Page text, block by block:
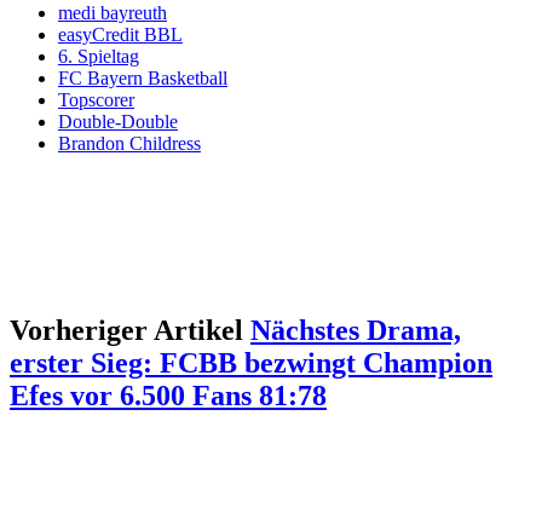
medi bayreuth
easyCredit BBL
6. Spieltag
FC Bayern Basketball
Topscorer
Double-Double
Brandon Childress
Vorheriger Artikel Nächstes Drama,
erster Sieg: FCBB bezwingt Champion
Efes vor 6.500 Fans 81:78